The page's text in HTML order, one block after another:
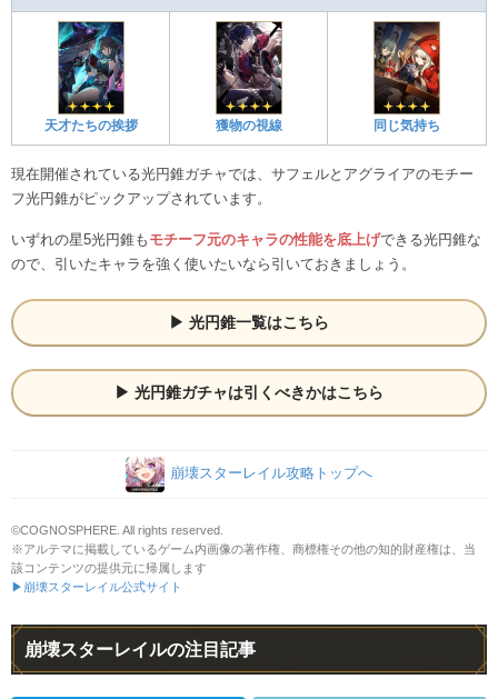
天才たちの挨拶 獲物の視線 同じ気持ち
現在開催されている光円錐ガチャでは、サフェルとアグライアのモチー
フ光円錐がピックアップされています。
いずれの星5光円錐も モチーフ元のキャラの性能を底上げできる光円錐な
ので、引いたキャラを強く使いたいなら引いておきましょう。
光円錐一覧はこちら
光円錐ガチャは引くべきかはこちら
崩壊スターレイル攻略トップへ
©COGNOSPHERE. All rights reserved.
※アルテマに掲載しているゲーム内画像の著作権、商標権その他の知的財産権は、当
該コンテンツの提供元に帰属します
▶崩壊スターレイル公式サイト
崩壊スターレイルの注目記事